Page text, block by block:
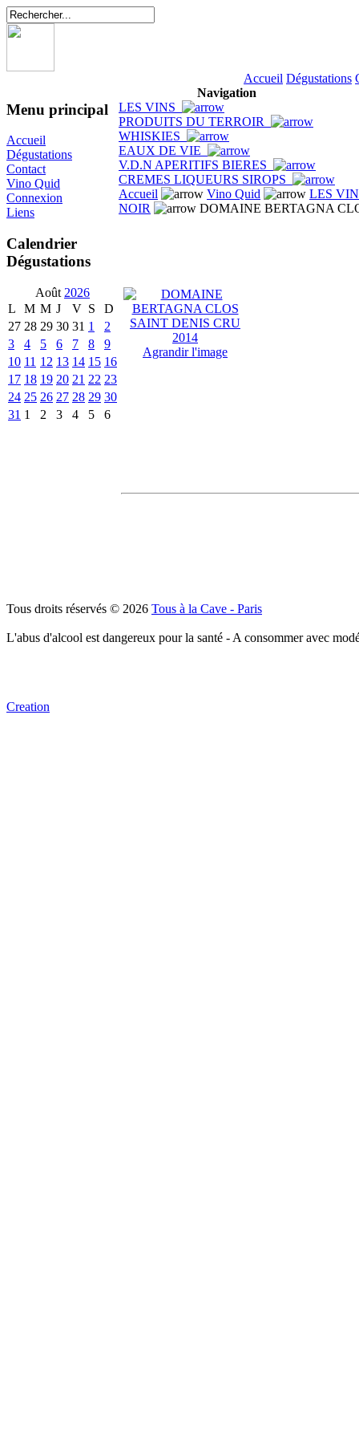
Accueil Dégustations
Menu principal
Accueil
Dégustations
Contact
Vino Quid
Connexion
Liens
Calendrier
Dégustations
Août 2026
L
M M J V S
D
27 28 29 30 31 1
2
3
4 5 6 7 8
9
10 11 12 13 14 15 16
17 18 19 20 21 22 23
24 25 26 27 28 29 30
31 1 2 3 4 5 6
Navigation
LES VINS
PRODUITS DU TERROIR
WHISKIES
EAUX DE VIE
V.D.N APERITIFS BIERES
CREMES LIQUEURS SIROPS
Accueil
Vino Quid
LES
NOIR
DOMAINE BERTAGNA
Agrandir l'image
Tous droits réservés © 2026 Tous à la Cave - Paris
L'abus d'alcool est dangereux pour la santé - A consommer avec
Creation